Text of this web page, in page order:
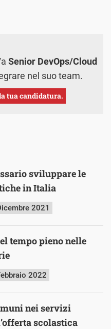
Senior DevOps/Cloud
nel suo team.
tua candidatura.
sviluppare le
in Italia
2021
tempo pieno nelle
2022
nei servizi
scolastica